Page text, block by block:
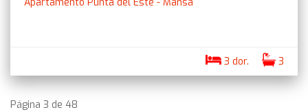
3 dor. 3
Página 3 de 48